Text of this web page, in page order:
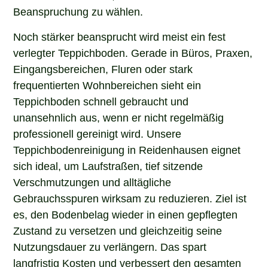
Beanspruchung zu wählen.
Noch stärker beansprucht wird meist ein fest
verlegter Teppichboden. Gerade in Büros, Praxen,
Eingangsbereichen, Fluren oder stark
frequentierten Wohnbereichen sieht ein
Teppichboden schnell gebraucht und
unansehnlich aus, wenn er nicht regelmäßig
professionell gereinigt wird. Unsere
Teppichbodenreinigung in Reidenhausen eignet
sich ideal, um Laufstraßen, tief sitzende
Verschmutzungen und alltägliche
Gebrauchsspuren wirksam zu reduzieren. Ziel ist
es, den Bodenbelag wieder in einen gepflegten
Zustand zu versetzen und gleichzeitig seine
Nutzungsdauer zu verlängern. Das spart
langfristig Kosten und verbessert den gesamten